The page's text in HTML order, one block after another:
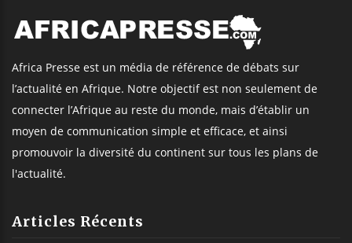
Africa Presse est un média de référence de débats sur
l’actualité en Afrique. Notre objectif est non seulement de
connecter l’Afrique au reste du monde, mais d’établir un
moyen de communication simple et efficace, et ainsi
promouvoir la diversité du continent sur tous les plans de
l'actualité.
Articles Récents